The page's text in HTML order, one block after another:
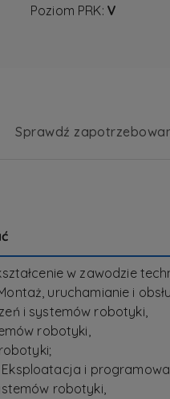
Poziom PRK: V
Sprawdź
w zawodzie
uruchamianie i
i systemów robotyki,
robotyki,
Eksploatacja i
robotyki,